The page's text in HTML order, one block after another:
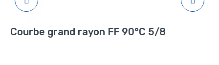
Courbe grand rayon FF 90°C 5/8